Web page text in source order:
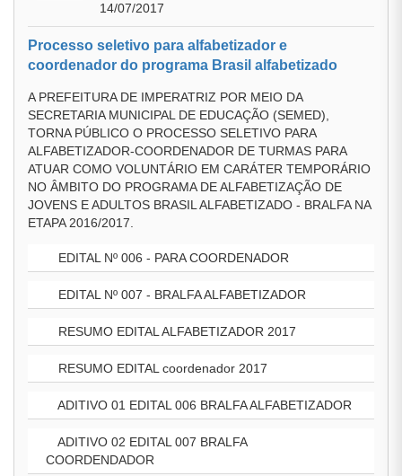
14/07/2017
Processo seletivo para alfabetizador e
coordenador do programa Brasil alfabetizado
A PREFEITURA DE IMPERATRIZ POR MEIO DA
SECRETARIA MUNICIPAL DE EDUCAÇÃO (SEMED),
TORNA PÚBLICO O PROCESSO SELETIVO PARA
ALFABETIZADOR-COORDENADOR DE TURMAS PARA
ATUAR COMO VOLUNTÁRIO EM CARÁTER TEMPORÁRIO
NO ÂMBITO DO PROGRAMA DE ALFABETIZAÇÃO DE
JOVENS E ADULTOS BRASIL ALFABETIZADO - BRALFA NA
ETAPA 2016/2017.
EDITAL Nº 006 - PARA COORDENADOR
EDITAL Nº 007 - BRALFA ALFABETIZADOR
RESUMO EDITAL ALFABETIZADOR 2017
RESUMO EDITAL coordenador 2017
ADITIVO 01 EDITAL 006 BRALFA ALFABETIZADOR
ADITIVO 02 EDITAL 007 BRALFA
COORDENDADOR